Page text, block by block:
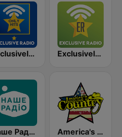
Exclusively Led Zeppelin - HITS Exclusively Van Halen
Наше Радио (Nashe Radio) 107.9 America's Country